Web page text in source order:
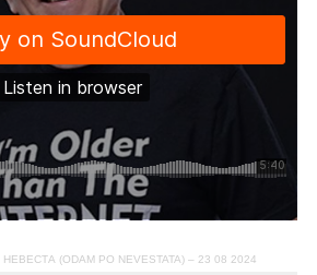
(ODAM PO NEVESTATA) – 23 08 2024